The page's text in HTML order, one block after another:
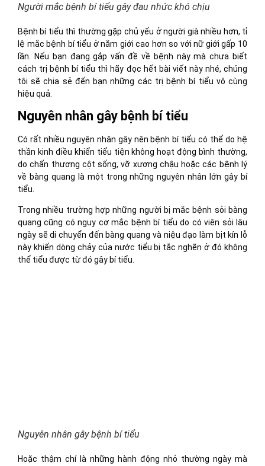
Người mắc bệnh bí tiểu gây đau nhức khó chịu
Bệnh bí tiểu thì thường gặp chủ yếu ở người già nhiều hơn, tỉ
lệ mắc bệnh bí tiểu ở năm giới cao hơn so với nữ giới gấp 10
lần. Nếu bạn đang gắp vấn đề về bệnh này mà chưa biết
cách trị bệnh bí tiểu thì hãy đọc hết bài viết này nhé, chúng
tôi sẽ chia sẻ đến bạn những các trị bệnh bí tiểu vô cùng
hiệu quả.
Nguyên nhân gây bệnh bí tiểu
Có rất nhiều nguyên nhân gây nên bệnh bí tiểu có thể do hệ
thần kinh điều khiển tiểu tiện không hoạt động bình thường,
do chấn thương cột sống, vỡ xương chậu hoặc các bệnh lý
về bàng quang là một trong những nguyên nhân lớn gây bí
tiểu.
Trong nhiều trường hợp những người bị mắc bệnh sỏi bàng
quang cũng có nguy cơ mắc bệnh bí tiểu do có viên sỏi lâu
ngày sẽ di chuyển đến bàng quang và niệu đạo làm bịt kín lỗ
này khiến dòng chảy của nước tiểu bị tắc nghẽn ở đó không
thể tiểu được từ đó gây bí tiểu.
Nguyên nhân gây bệnh bí tiểu
Hoặc thậm chí là những hành động nhỏ thường ngày mà